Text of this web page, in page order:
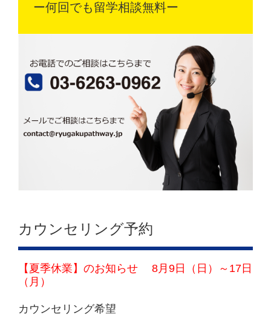
ー何回でも留学相談無料ー
カウンセリング予約
【夏季休業】のお知らせ 8月9日（日）～17日
（月）
カウンセリング希望